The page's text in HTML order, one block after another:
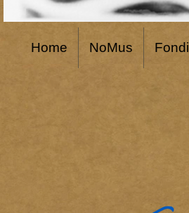
Home NoMus Fondi